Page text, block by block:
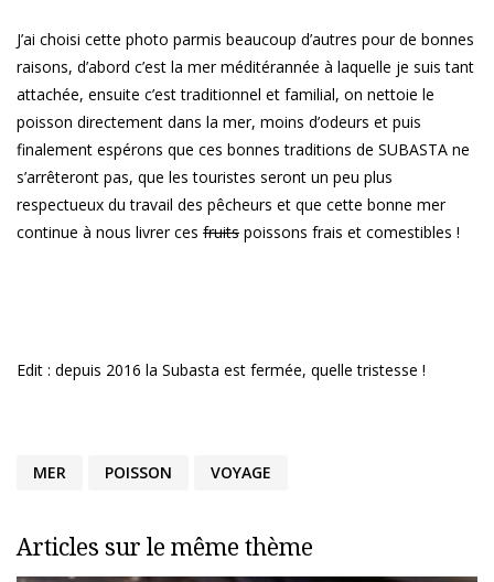
J’ai choisi cette photo parmis beaucoup d’autres pour de bonnes
raisons, d’abord c’est la mer méditérannée à laquelle je suis tant
attachée, ensuite c’est traditionnel et familial, on nettoie le
poisson directement dans la mer, moins d’odeurs et puis
finalement espérons que ces bonnes traditions de SUBASTA ne
s’arrêteront pas, que les touristes seront un peu plus
respectueux du travail des pêcheurs et que cette bonne mer
continue à nous livrer ces fruits poissons frais et comestibles !
Edit : depuis 2016 la Subasta est fermée, quelle tristesse !
MER POISSON VOYAGE
Articles sur le même thème